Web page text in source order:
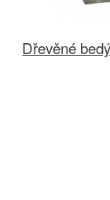
Dřevěné